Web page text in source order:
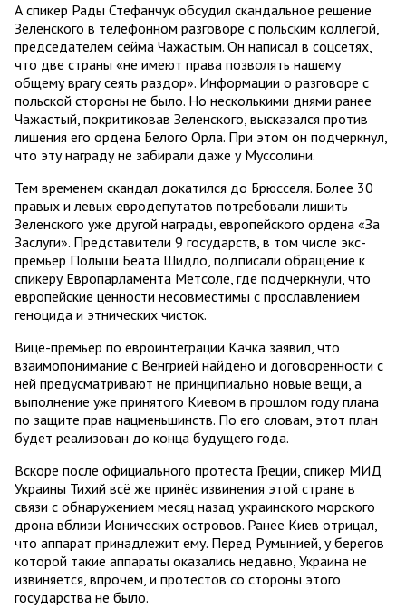
А спикер Рады Стефанчук обсудил скандальное решение
Зеленского в телефонном разговоре с польским коллегой,
председателем сейма Чажастым. Он написал в соцсетях,
что две страны «не имеют права позволять нашему
общему врагу сеять раздор». Информации о разговоре с
польской стороны не было. Но несколькими днями ранее
Чажастый, покритиковав Зеленского, высказался против
лишения его ордена Белого Орла. При этом он подчеркнул,
что эту награду не забирали даже у Муссолини.
Тем временем скандал докатился до Брюсселя. Более 30
правых и левых евродепутатов потребовали лишить
Зеленского уже другой награды, европейского ордена «За
Заслуги». Представители 9 государств, в том числе экс-
премьер Польши Беата Шидло, подписали обращение к
спикеру Европарламента Метсоле, где подчеркнули, что
европейские ценности несовместимы с прославлением
геноцида и этнических чисток.
Вице-премьер по евроинтеграции Качка заявил, что
взаимопонимание с Венгрией найдено и договоренности с
ней предусматривают не принципиально новые вещи, а
выполнение уже принятого Киевом в прошлом году плана
по защите прав нацменьшинств. По его словам, этот план
будет реализован до конца будущего года.
Вскоре после официального протеста Греции, спикер МИД
Украины Тихий всё же принёс извинения этой стране в
связи с обнаружением месяц назад украинского морского
дрона вблизи Ионических островов. Ранее Киев отрицал,
что аппарат принадлежит ему. Перед Румынией, у берегов
которой такие аппараты оказались недавно, Украина не
извиняется, впрочем, и протестов со стороны этого
государства не было.